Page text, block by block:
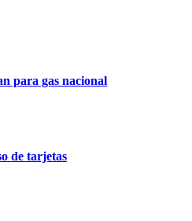
para gas nacional
de tarjetas